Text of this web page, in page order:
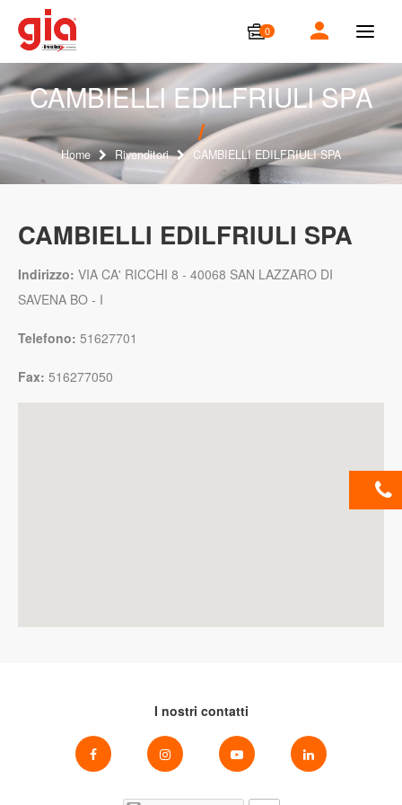
0
T
g
g
l
n
a
v
i
CAMBIELLI EDILFRIULI SPA
Home Rivenditori CAMBIELLI EDILFRIULI SPA
CAMBIELLI EDILFRIULI SPA
Indirizzo: VIA CA' RICCHI 8 - 40068 SAN LAZZARO DI
SAVENA BO - I
Telefono: 51627701
Fax: 516277050
I nostri contatti